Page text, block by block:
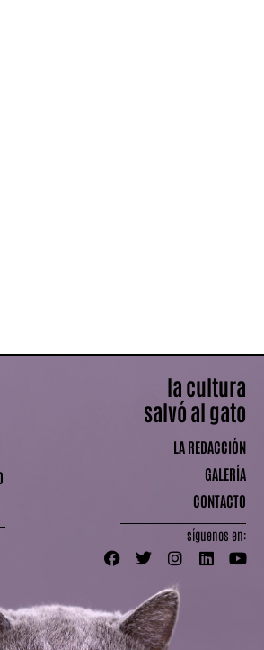
la cultura
salvó al gato
LA REDACCIÓN
GALERÍA
CONTACTO
síguenos en: